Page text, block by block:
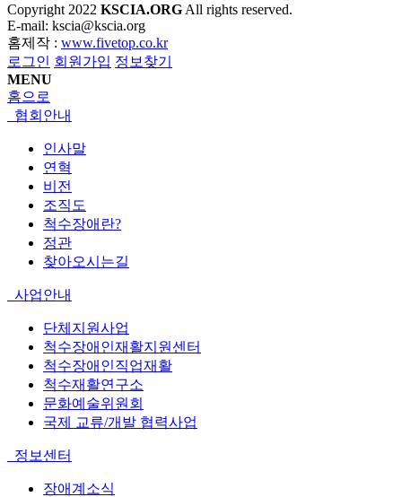
Copyright 2022 KSCIA.ORG All rights reserved.
E-mail: kscia@kscia.org
홈제작 : www.fivetop.co.kr
로그인 회원가입 정보찾기
MENU
홈으로
협회안내
인사말
연혁
비전
조직도
척수장애란?
정관
찾아오시는길
사업안내
단체지원사업
척수장애인재활지원센터
척수장애인직업재활
척수재활연구소
문화예술위원회
국제 교류/개발 협력사업
정보센터
장애계소식